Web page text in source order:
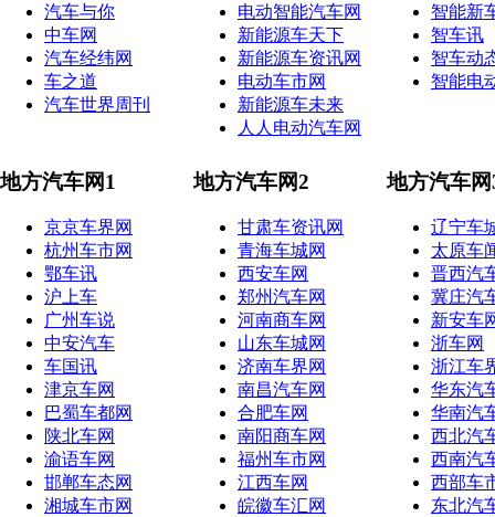
汽车与你
中车网
汽车经纬网
车之道
汽车世界周刊
电动智能汽车网
新能源车天下
新能源车资讯网
电动车市网
新能源车未来
人人电动汽车网
智能新
智车讯
智车动
智能电
地方汽车网1
京京车界网
杭州车市网
鄂车讯
沪上车
广州车说
中安汽车
车国讯
津京车网
巴蜀车都网
陕北车网
渝语车网
邯郸车态网
湘城车市网
地方汽车网2
甘肃车资讯网
青海车城网
西安车网
郑州汽车网
河南商车网
山东车城网
济南车界网
南昌汽车网
合肥车网
南阳商车网
福州车市网
江西车网
皖徽车汇网
地方汽车网
辽宁车
太原车
晋西汽
冀庄汽
新安车
浙车网
浙江车
华东汽
华南汽
西北汽
西南汽
西部车
东北汽